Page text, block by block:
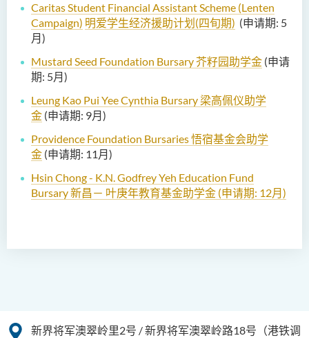
Caritas Student Financial Assistant Scheme (Lenten
Campaign) 明爱学生经济援助计划(四旬期) (申请期: 5
月 )
Mustard Seed Foundation Bursary 芥籽园助学金 (申请
期: 5月 )
Leung Kao Pui Yee Cynthia Bursary 梁高佩仪助学
金 (申请期: 9月 )
Providence Foundation Bursaries 悟宿基金会助学
金 (申请期: 11 月 )
Hsin Chong - K.N. Godfrey Yeh Education Fund
Bursary新昌－ 叶庚年教育基金助学金 (申请期: 12月 )
新界将军澳翠岭里2号 / 新界将军澳翠岭路18号（港铁调